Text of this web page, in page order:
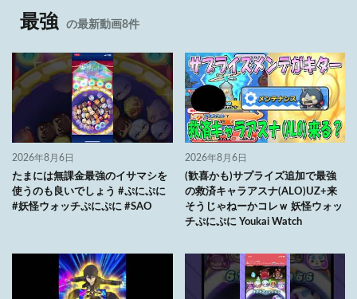
最強 の最新動画8件
2026年8月6日
たまには無課金最強のイサマシを
使うのも良いでしょう #ぷにぷに
#妖怪ウォッチぷにぷに #SAO
2026年8月6日
(歓喜かも)サプライズ追加で最強
の救済キャラアスナ(ALO)UZ+来
そうじゃねーかコレｗ 妖怪ウォッ
チぷにぷに Youkai Watch